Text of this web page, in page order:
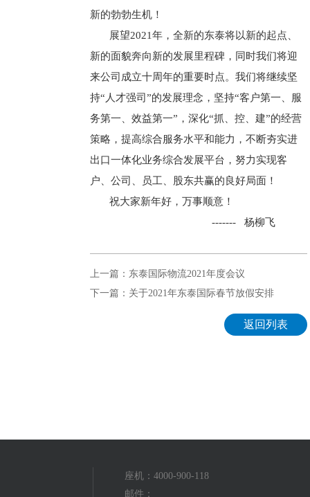
新的勃勃生机！
展望2021年，全新的东泰将以新的起点、
新的面貌奔向新的发展里程碑，同时我们将迎
来公司成立十周年的重要时点。我们将继续坚
持“人才强司”的发展理念，坚持“客户第一、服
务第一、效益第一”，深化“抓、控、建”的经营
策略，提高综合服务水平和能力，不断夯实进
出口一体化业务综合发展平台，努力实现客
户、公司、员工、股东共赢的良好局面！
祝大家新年好，万事顺意！
------- 杨柳飞
上一篇：东泰国际物流2021年度会议
下一篇：关于2021年东泰国际春节放假安排
返回列表
座机：4000-900-118
邮件：